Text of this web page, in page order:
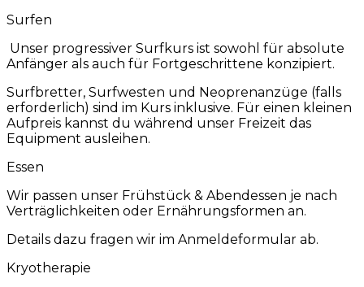
Surfen
Unser progressiver Surfkurs ist sowohl für absolute
Anfänger als auch für Fortgeschrittene konzipiert.
Surfbretter, Surfwesten und Neoprenanzüge (falls
erforderlich) sind im Kurs inklusive. Für einen kleinen
Aufpreis kannst du während unser Freizeit das
Equipment ausleihen.
Essen
Wir passen unser Frühstück & Abendessen je nach
Verträglichkeiten oder Ernährungsformen an.
Details dazu fragen wir im Anmeldeformular ab.
Kryotherapie